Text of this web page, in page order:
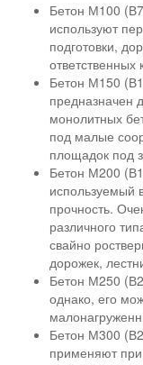
Бетон М100
используют
подготовки,
ответственных
Бетон М150
предназначен
монолитных
под малые
площадок под
Бетон М200
используемый
прочность.
различного
свайно
дорожек,
Бетон М250
однако, его
Бетон М300
применяют при